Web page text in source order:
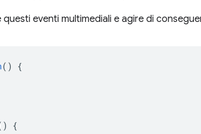
eventi multimediali e agire di
()
{
{